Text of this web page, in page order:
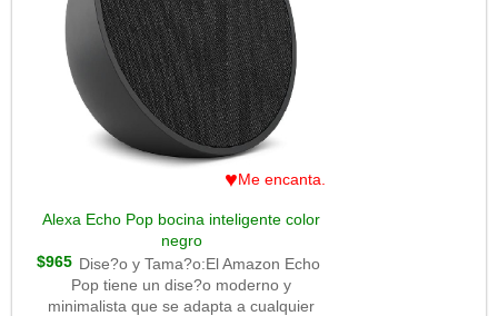
frutas ex?ticas, creando una introducci?
n vibrante y alegre. Estas notas iniciales
aportan una sensaci?n de frescura y
energ?a que capta la atenci?n de
inmediato.**Notas de Coraz?n**: En el
coraz?n de Cuba Chic, se encuentran
notas florales como jazm?n y rosa, que
a?aden una capa de sofisticaci?n y
elegancia. Estas notas aportan un car?
la frescura inicial con una sensaci?n m?s
suave y envolvente.**Notas de Fondo**:
La base de la fragancia est? compuesta
por notas de madera y aac
♥Me encanta.
Alexa Echo Pop bocina inteligente color
negro
$965 Dise?o y Tama?o:El Amazon Echo
Pop tiene un dise?o moderno y
minimalista que se adapta a cualquier